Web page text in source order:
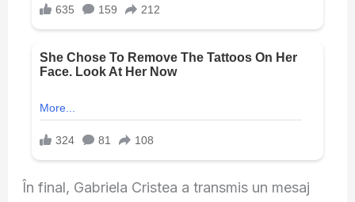
În final, Gabriela Cristea a transmis un mesaj